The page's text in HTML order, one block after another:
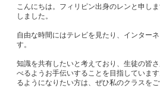
こんにちは。フィリピン出身のレンと申し
しました。
自由な時間にはテレビを見たり、インター
す。
知識を共有したいと考えており、生徒の皆
べるようお手伝いすることを目指していま
るようになりたい方は、ぜひ私のクラスを